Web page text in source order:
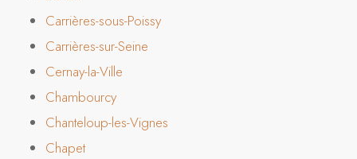
Carrières-sous-Poissy
Carrières-sur-Seine
Cernay-la-Ville
Chambourcy
Chanteloup-les-Vignes
Chapet